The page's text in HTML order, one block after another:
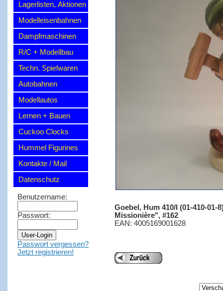
Lagerlisten, Aktionen
Modelleisenbahnen
Dampfmaschinen
R/C + Modellbau
Techn. Spielwaren
Autobahnen
Modellautos
Lernen + Bauen
Cuckoo Clocks
Hummel Figurines
Kontakte / Mail
Datenschutz
Benutzername:
Passwort:
Passwort vergessen?
Jetzt registrieren!
Goebel, Hum 410/I (01-410-
Missionière", #162
EAN: 4005169001628